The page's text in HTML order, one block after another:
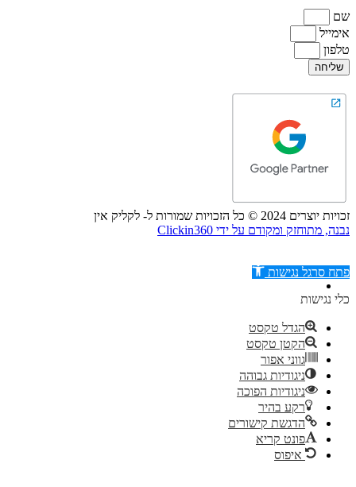
שם
אימייל
טלפון
שליחה
זכויות יוצרים 2024 © כל הזכויות שמורות ל- לקליק אין
נבנה, מתוחזק ומקודם על ידי Clickin360
דילוג לתוכן
פתח סרגל נגישות
כלי נגישות
הגדל טקסט
הקטן טקסט
גווני אפור
ניגודיות גבוהה
ניגודיות הפוכה
רקע בהיר
הדגשת קישורים
פונט קריא
איפוס